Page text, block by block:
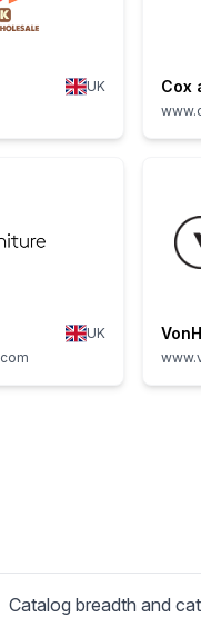
UK
Cox
UK
Catalog breadth and